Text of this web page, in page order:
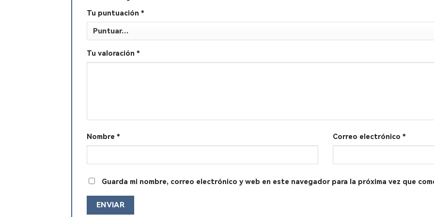
Tu puntuación *
Tu valoración *
Nombre * Correo electrónico *
Guarda mi nombre, correo electrónico y web en este navegador para la próxima vez que